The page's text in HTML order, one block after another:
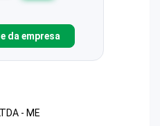
da empresa
- ME